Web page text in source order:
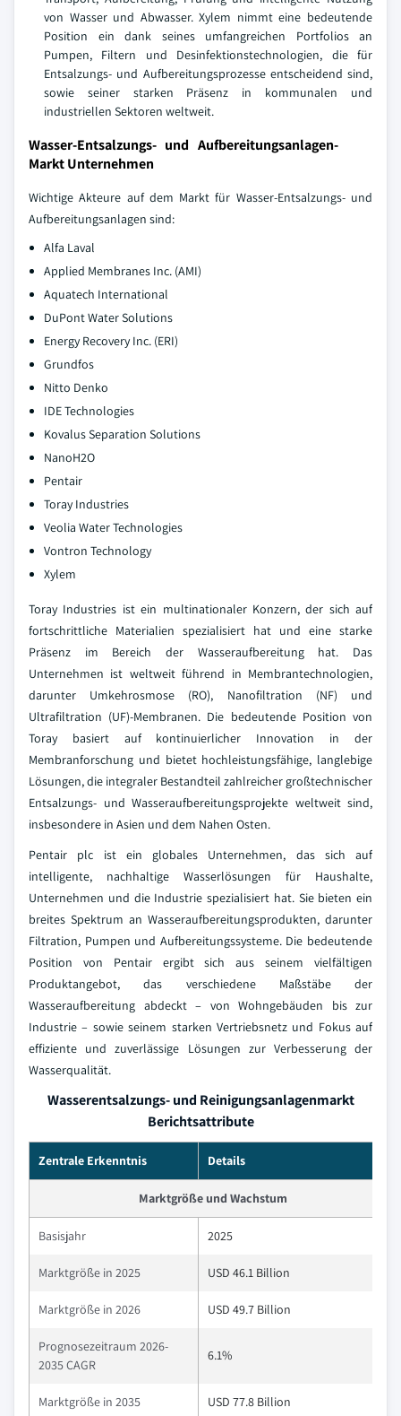
von Wasser und Abwasser. Xylem nimmt eine bedeutende
Position ein dank seines umfangreichen Portfolios an
Pumpen, Filtern und Desinfektionstechnologien, die für
Entsalzungs- und Aufbereitungsprozesse entscheidend sind,
sowie seiner starken Präsenz in kommunalen und
industriellen Sektoren weltweit.
Wasser-Entsalzungs- und Aufbereitungsanlagen-
Markt Unternehmen
Wichtige Akteure auf dem Markt für Wasser-Entsalzungs- und
Aufbereitungsanlagen sind:
Alfa Laval
Applied Membranes Inc. (AMI)
Aquatech International
DuPont Water Solutions
Energy Recovery Inc. (ERI)
Grundfos
Nitto Denko
IDE Technologies
Kovalus Separation Solutions
NanoH2O
Pentair
Toray Industries
Veolia Water Technologies
Vontron Technology
Xylem
Toray Industries ist ein multinationaler Konzern, der sich auf
fortschrittliche Materialien spezialisiert hat und eine starke
Präsenz im Bereich der Wasseraufbereitung hat. Das
Unternehmen ist weltweit führend in Membrantechnologien,
darunter Umkehrosmose (RO), Nanofiltration (NF) und
Ultrafiltration (UF)-Membranen. Die bedeutende Position von
Toray basiert auf kontinuierlicher Innovation in der
Membranforschung und bietet hochleistungsfähige, langlebige
Lösungen, die integraler Bestandteil zahlreicher großtechnischer
Entsalzungs- und Wasseraufbereitungsprojekte weltweit sind,
insbesondere in Asien und dem Nahen Osten.
Pentair plc ist ein globales Unternehmen, das sich auf
intelligente, nachhaltige Wasserlösungen für Haushalte,
Unternehmen und die Industrie spezialisiert hat. Sie bieten ein
breites Spektrum an Wasseraufbereitungsprodukten, darunter
Filtration, Pumpen und Aufbereitungssysteme. Die bedeutende
Position von Pentair ergibt sich aus seinem vielfältigen
Produktangebot, das verschiedene Maßstäbe der
Wasseraufbereitung abdeckt – von Wohngebäuden bis zur
Industrie – sowie seinem starken Vertriebsnetz und Fokus auf
effiziente und zuverlässige Lösungen zur Verbesserung der
Wasserqualität.
Wasserentsalzungs- und Reinigungsanlagenmarkt
Berichtsattribute
Zentrale Erkenntnis Details
Marktgröße und Wachstum
Basisjahr 2025
Marktgröße in 2025 USD 46.1 Billion
Marktgröße in 2026 USD 49.7 Billion
Prognosezeitraum 2026-
2035 CAGR
6.1%
Marktgröße in 2035 USD 77.8 Billion